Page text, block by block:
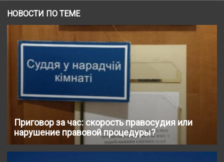
НОВОСТИ ПО ТЕМЕ
Приговор за час: скорость правосудия или
нарушение правовой процедуры?